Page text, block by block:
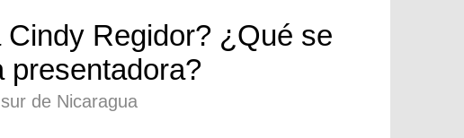
Regidor? ¿Qué se
presentadora?
de Nicaragua